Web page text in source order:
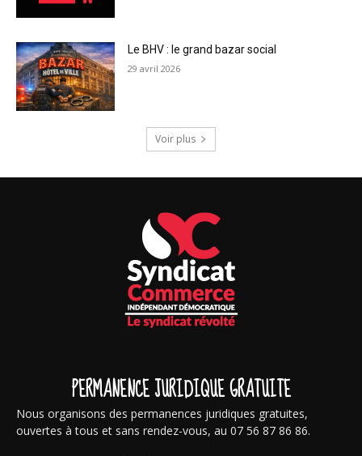
Le BHV : le grand bazar social
29 avril 2026
Voir plus
PERMANENCE JURIDIQUE GRATUITE
Nous organisons des permanences juridiques gratuites,
ouvertes à tous et sans rendez-vous, au 07 56 87 86 86.